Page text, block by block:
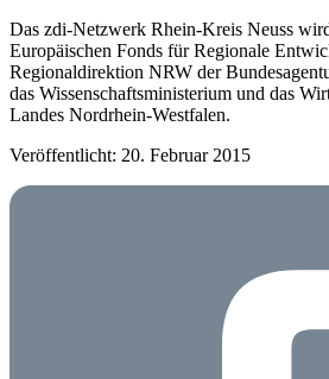
Das zdi-Netzwerk Rhein-Kreis Neuss
Europäischen Fonds für Regionale
Regionaldirektion NRW der
das Wissenschaftsministerium und das
Landes Nordrhein-Westfalen.
Veröffentlicht: 20. Februar 2015